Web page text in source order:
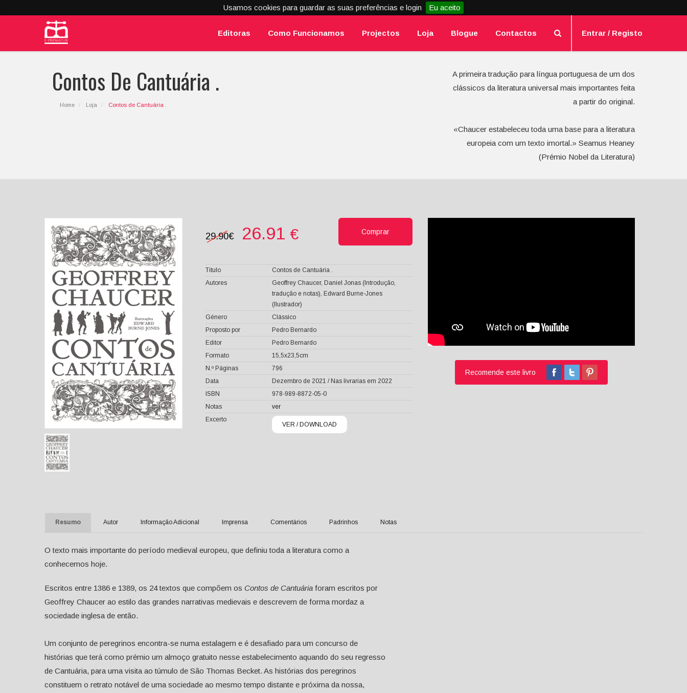
Usamos cookies para guardar as suas preferências e login Eu aceito
Editoras Como Funcionamos Projectos Loja Blogue Contactos Entrar / Registo
Contos De Cantuária .
Home Loja Contos de Cantuária .
A primeira tradução para língua portuguesa de um dos
clássicos da literatura universal mais importantes feita
a partir do original.
«Chaucer estabeleceu toda uma base para a literatura
europeia com um texto imortal.» Seamus Heaney
(Prémio Nobel da Literatura)
29.90€ 26.91 € Comprar
Titulo
Contos de Cantuária .
Autores
Geoffrey Chaucer, Daniel Jonas (Introdução,
tradução e notas), Edward Burne-Jones
(Ilustrador)
Género
Clássico
Proposto por
Pedro Bernardo
Editor
Pedro Bernardo
Formato
15,5x23,5cm
N.º Páginas
796
Data
Dezembro de 2021 / Nas livrarias em 2022
ISBN
978-989-8872-05-0
Notas
ver
Excerto
VER / DOWNLOAD
Recomende este livro
Resumo Autor Informação Adicional Imprensa Comentários Padrinhos Notas
O texto mais importante do período medieval europeu, que definiu toda a literatura como a
conhecemos hoje.
Escritos entre 1386 e 1389, os 24 textos que compõem os Contos de Cantuária foram escritos por
Geoffrey Chaucer ao estilo das grandes narrativas medievais e descrevem de forma mordaz a
sociedade inglesa de então.
Um conjunto de peregrinos encontra-se numa estalagem e é desafiado para um concurso de
histórias que terá como prémio um almoço gratuito nesse estabelecimento aquando do seu regresso
de Cantuária, para uma visita ao túmulo de São Thomas Becket. As histórias dos peregrinos
constituem o retrato notável de uma sociedade ao mesmo tempo distante e próxima da nossa,